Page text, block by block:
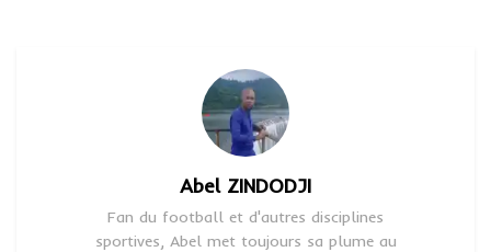
Abel ZINDODJI
Fan du football et d'autres disciplines
sportives, Abel met toujours sa plume au